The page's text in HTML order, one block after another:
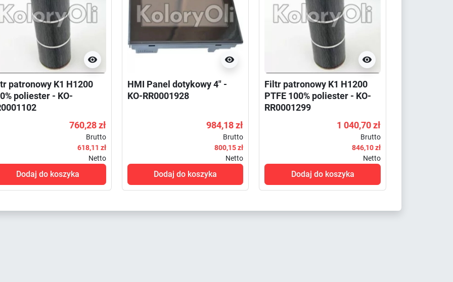

patronowy K1 H1200
poliester - KO-
760,28 zł
Brutto
618,11 zł
Netto
Dodaj do koszyka

HMI Panel dotykowy 4" -
KO-RR0001928
984,18 zł
Brutto
800,15 zł
Netto
Dodaj do koszyka

Filtr patronowy K1 H1200
PTFE 100% poliester - KO-
RR0001299
1 040,70 zł
Brutto
846,10 zł
Netto
Dodaj do koszyka